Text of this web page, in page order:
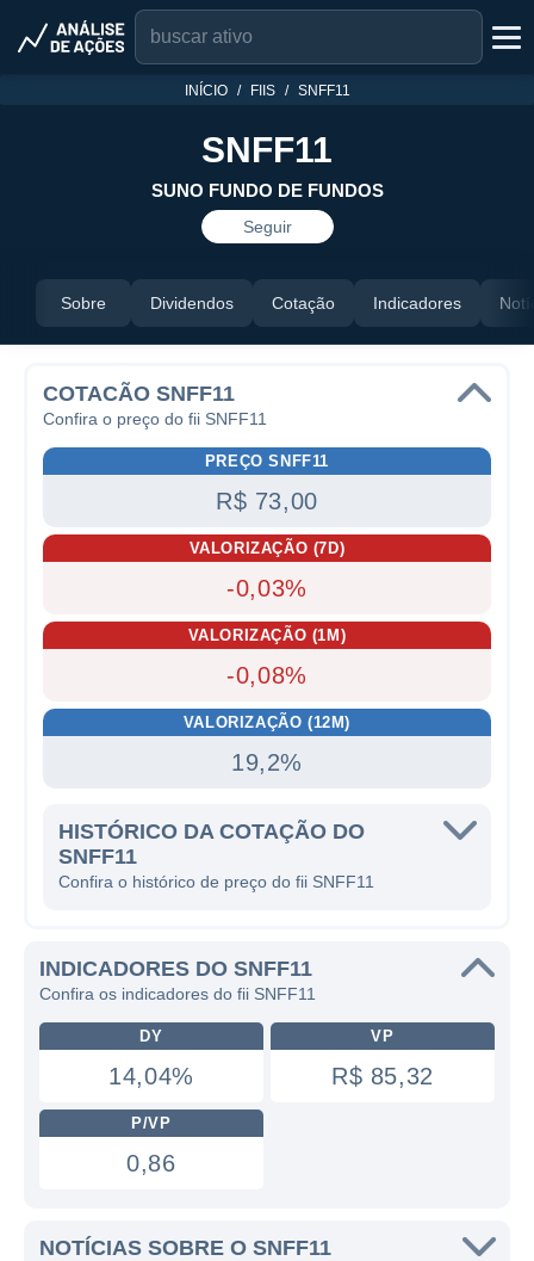
INÍCIO FIIS SNFF11
SNFF11
SUNO FUNDO DE FUNDOS
Seguir
Sobre Dividendos Cotação Indicadores
COTACÃO SNFF11
Confira o preço do fii SNFF11
PREÇO SNFF11
R$ 73,00
VALORIZAÇÃO (7D)
-0,03%
VALORIZAÇÃO (1M)
-0,08%
VALORIZAÇÃO (12M)
19,2%
HISTÓRICO DA COTAÇÃO DO
SNFF11
Confira o histórico de preço do fii SNFF11
INDICADORES DO SNFF11
Confira os indicadores do fii SNFF11
DY
14,04%
VP
R$ 85,32
P/VP
0,86
NOTÍCIAS SOBRE O SNFF11